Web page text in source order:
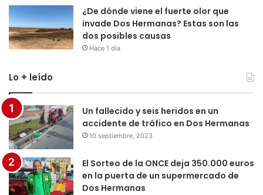
¿De dónde viene el fuerte olor que
invade Dos Hermanas? Estas son las
dos posibles causas
Hace 1 día
Lo + leído
Un fallecido y seis heridos en un
accidente de tráfico en Dos Hermanas
10 septiembre, 2023
El Sorteo de la ONCE deja 350.000 euros
en la puerta de un supermercado de
Dos Hermanas